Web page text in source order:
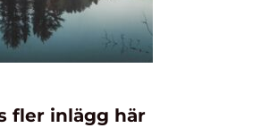
fler inlägg här